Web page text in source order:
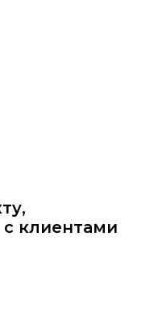
клиентами